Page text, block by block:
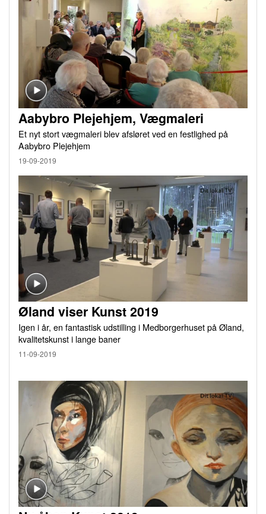
Aabybro Plejehjem, Vægmaleri
Et nyt stort vægmaleri blev afsløret ved en festlighed på
Aabybro Plejehjem
19-09-2019
Øland viser Kunst 2019
Igen i år, en fantastisk udstilling i Medborgerhuset på Øland,
kvalitetskunst i lange baner
11-09-2019